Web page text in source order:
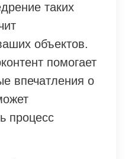
таких
объектов.
помогает
впечатления о
процесс